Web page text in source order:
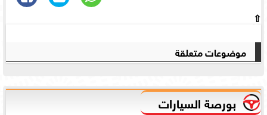
⇧
موضوعات متعلقة
بورصة السيارات